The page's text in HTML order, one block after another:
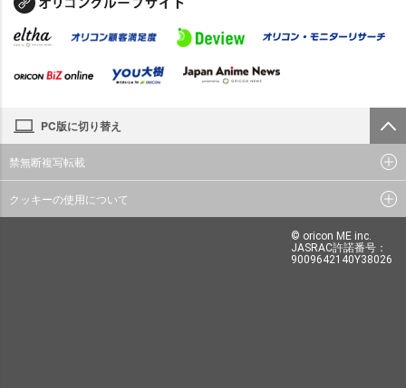
PC版に切り替え
禁無断複写転載
クッキーの使用について
© oricon ME inc.
JASRAC許諾番号：
9009642140Y38026